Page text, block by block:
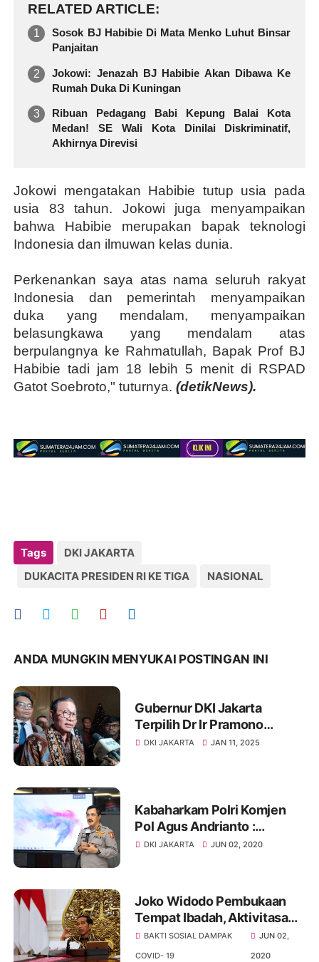
RELATED ARTICLE
Sosok BJ Habibie Di Mata Menko Luhut Binsar
Panjaitan
Jokowi: Jenazah BJ Habibie Akan Dibawa Ke
Rumah Duka Di Kuningan
Ribuan Pedagang Babi Kepung Balai Kota
Medan! SE Wali Kota Dinilai Diskriminatif,
Akhirnya Direvisi
Jokowi mengatakan Habibie tutup usia pada
usia 83 tahun. Jokowi juga menyampaikan
bahwa Habibie merupakan bapak teknologi
Indonesia dan ilmuwan kelas dunia.
Perkenankan saya atas nama seluruh rakyat
Indonesia dan pemerintah menyampaikan
duka yang mendalam, menyampaikan
belasungkawa yang mendalam atas
berpulangnya ke Rahmatullah, Bapak Prof BJ
Habibie tadi jam 18 lebih 5 menit di RSPAD
Gatot Soebroto," tuturnya. (detikNews).
Tags
DKI JAKARTA
DUKACITA PRESIDEN RI KE TIGA
NASIONAL
ANDA MUNGKIN MENYUKAI POSTINGAN INI
Gubernur DKI Jakarta
Terpilih Dr Ir Pramono
Anung, MM Tegas
DKI JAKARTA JAN 11, 2025
Kabaharkam Polri Komjen
Pol Agus Andrianto :
Pancasila Tondi Bangsa
DKI JAKARTA JUN 02, 2020
Joko Widodo Pembukaan
Tempat Ibadah, Aktivitasa
Ekonomi Dan Sekolah
Melalui Tahapan Ketat
BAKTI SOSIAL DAMPAK
COVID- 19
JUN 02,
2020